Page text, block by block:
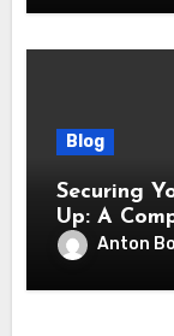
Blog
Securing
Up: A
Essentials
Anton